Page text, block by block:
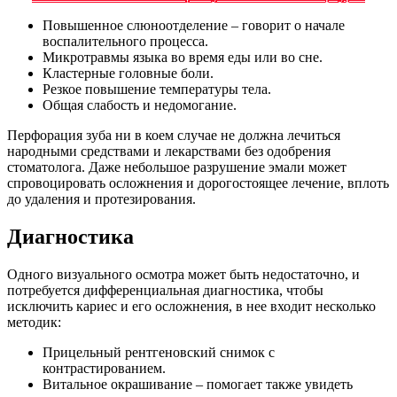
Повышенное слюноотделение – говорит о начале
воспалительного процесса.
Микротравмы языка во время еды или во сне.
Кластерные головные боли.
Резкое повышение температуры тела.
Общая слабость и недомогание.
Перфорация зуба ни в коем случае не должна лечиться
народными средствами и лекарствами без одобрения
стоматолога. Даже небольшое разрушение эмали может
спровоцировать осложнения и дорогостоящее лечение, вплоть
до удаления и протезирования.
Диагностика
Одного визуального осмотра может быть недостаточно, и
потребуется дифференциальная диагностика, чтобы
исключить кариес и его осложнения, в нее входит несколько
методик:
Прицельный рентгеновский снимок с
контрастированием.
Витальное окрашивание – помогает также увидеть